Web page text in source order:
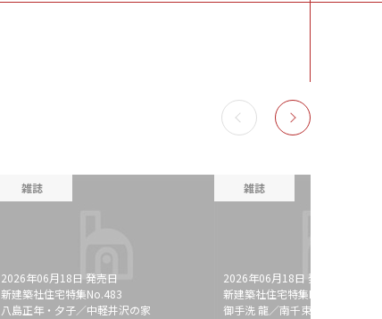
雑誌
2026年06月18日 発売日
新建築社住宅特集No.483
八島正年・夕子／中軽井沢の家
雑誌
2026年06月18日 発売日
新建築社住宅特集No.483
御手洗 龍／南千束の家